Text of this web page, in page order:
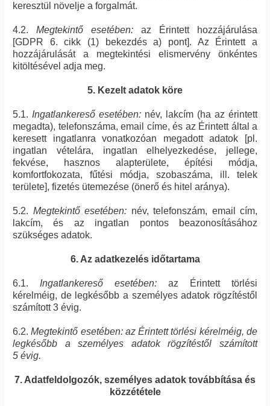
keresztül növelje a forgalmát.
4.2. Megtekintő esetében: az Érintett hozzájárulása
[GDPR 6. cikk (1) bekezdés a) pont]. Az Érintett a
hozzájárulását a megtekintési elismervény önkéntes
kitöltésével adja meg.
5. Kezelt adatok köre
5.1. Ingatlankereső esetében: név, lakcím (ha az érintett
megadta), telefonszáma, email címe, és az Érintett által a
keresett ingatlanra vonatkozóan megadott adatok [pl.
ingatlan vételára, ingatlan elhelyezkedése, jellege,
fekvése, hasznos alapterülete, építési módja,
komfortfokozata, fűtési módja, szobaszáma, ill. telek
területe], fizetés ütemezése (önerő és hitel aránya).
5.2. Megtekintő esetében: név, telefonszám, email cím,
lakcím, és az ingatlan pontos beazonosításához
szükséges adatok.
6. Az adatkezelés időtartama
6.1. Ingatlankereső esetében: az Érintett törlési
kérelméig, de legkésőbb a személyes adatok rögzítéstől
számított 3 évig.
6.2.Megtekintő esetében: az Érintett törlési kérelméig, de
legkésőbb a személyes adatok rögzítéstől számított
5 évig.
7. Adatfeldolgozók, személyes adatok továbbítása és
közzététele